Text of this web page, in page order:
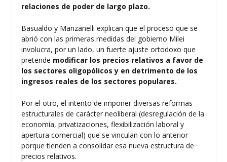
relaciones de poder de largo plazo.
Basualdo y Manzanelli explican que el proceso que se
abrió con las primeras medidas del gobierno Milei
involucra, por un lado, un fuerte ajuste ortodoxo que
pretende modificar los precios relativos a favor de
los sectores oligopólicos y en detrimento de los
ingresos reales de los sectores populares.
Por el otro, el intento de imponer diversas reformas
estructurales de carácter neoliberal (desregulación de la
economía, privatizaciones, flexibilización laboral y
apertura comercial) que se vinculan con lo anterior
porque tienden a consolidar esa nueva estructura de
precios relativos.